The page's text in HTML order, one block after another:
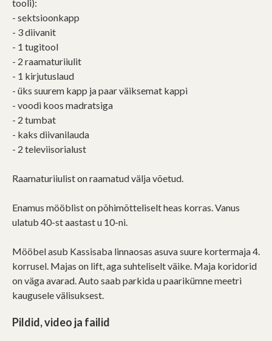
tooli):
- sektsioonkapp
- 3 diivanit
- 1 tugitool
- 2 raamaturiiulit
- 1 kirjutuslaud
- üks suurem kapp ja paar väiksemat kappi
- voodi koos madratsiga
- 2 tumbat
- kaks diivanilauda
- 2 televiisorialust
Raamaturiiulist on raamatud välja võetud.
Enamus mööblist on põhimõtteliselt heas korras. Vanus
ulatub 40-st aastast u 10-ni.
Mööbel asub Kassisaba linnaosas asuva suure kortermaja 4.
korrusel. Majas on lift, aga suhteliselt väike. Maja koridorid
on väga avarad. Auto saab parkida u paarikümne meetri
kaugusele välisuksest.
Pildid, video ja failid